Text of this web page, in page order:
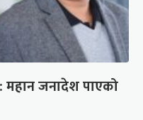
जनादेश पाएको